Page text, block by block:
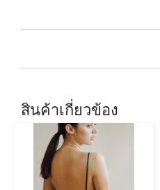
สินค้าเกี่ยวข้อง